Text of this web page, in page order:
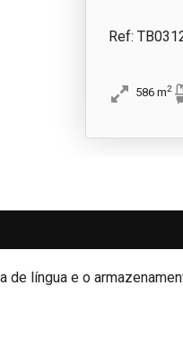
de língua e o
Ref:
586 m2